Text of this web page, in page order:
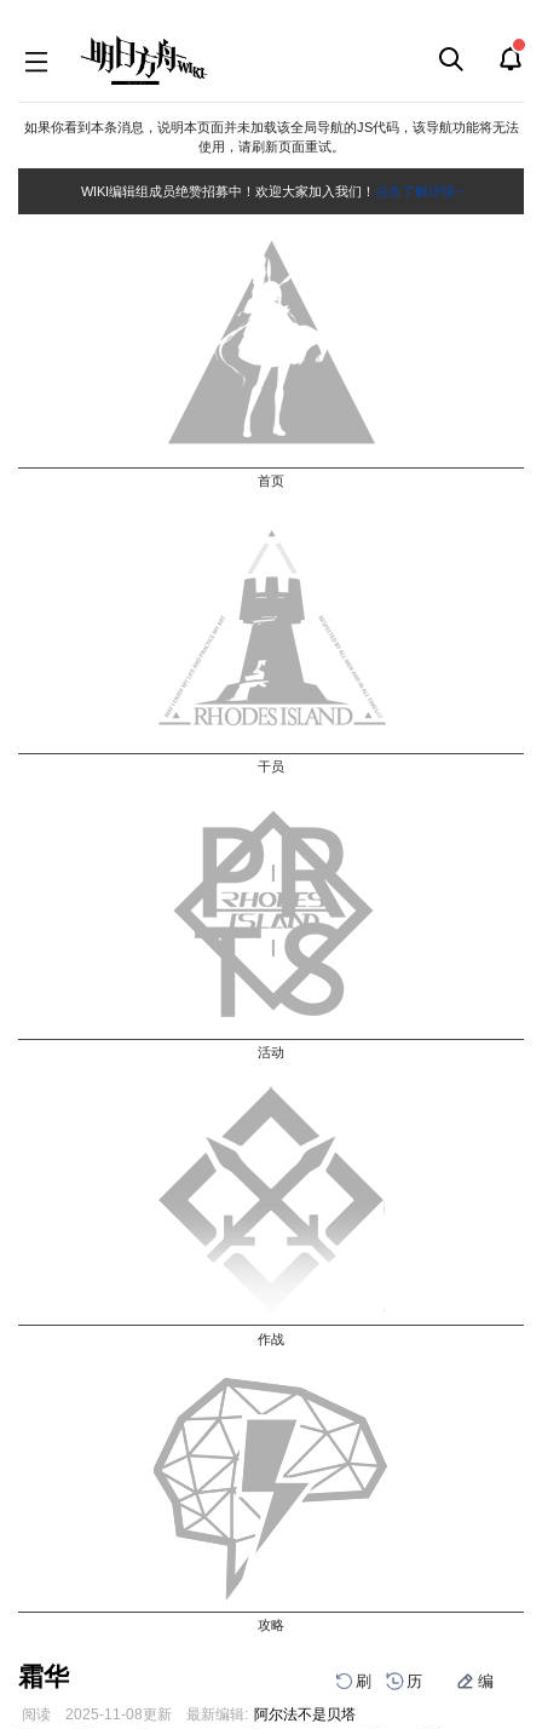
如果你看到本条消息，说明本页面并未加载该全局导航的JS代码，该导航功能将无法
使用，请刷新页面重试。
WIKI编辑组成员绝赞招募中！欢迎大家加入我们！ 点击了解详情~
首页
干员
活动
作战
攻略
霜华 刷 历 编
阅读 2025-11-08更新 最新编辑: 阿尔法不是贝塔